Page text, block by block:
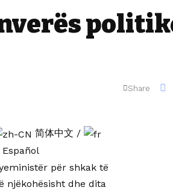
Share
简体中文 /
Español
për shkak të
njëkohësisht dhe dita